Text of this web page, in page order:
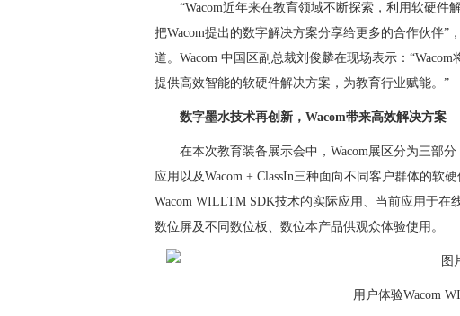
“Wacom近年来在教育领域不断探索，利用软硬
把Wacom提出的数字解决方案分享给更多的合作伙伴”
道。Wacom 中国区副总裁刘俊麟在现场表示：
提供高效智能的软硬件解决方案，为教育行业赋能。”
数字墨水技术再创新，Wacom带来高效解决方案
在本次教育装备展示会中，Wacom展区分为三部
应用以及Wacom + ClassIn三种面向不同客户群体的软
Wacom WILLTM SDK技术的实际应用、当前应用于在
数位屏及不同数位板、数位本产品供观众体验使用。
用户体验Wacom